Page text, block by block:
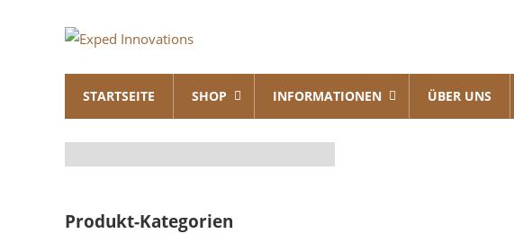
Exped
Innovations
Solutions
for
your
Overland
STARTSEITE SHOP INFORMATIONEN ÜBER UNS
Produkt-Kategorien